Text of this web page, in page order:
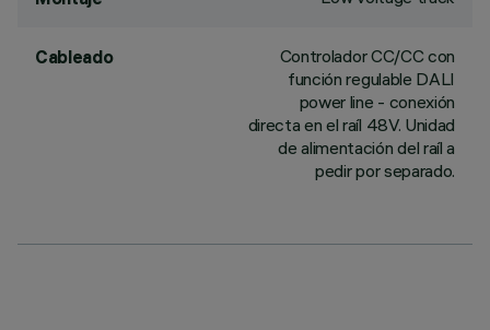
Cableado
Controlador CC/CC con
función regulable DALI
power line - conexión
directa en el raíl 48V. Unidad
de alimentación del raíl a
pedir por separado.